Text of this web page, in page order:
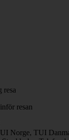
resa
resan
Norge, TUI